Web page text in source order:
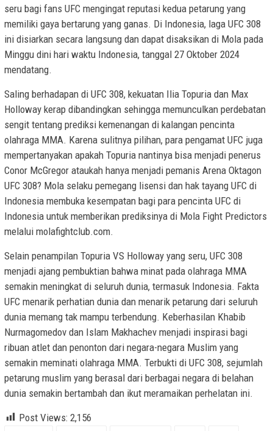
seru bagi fans UFC mengingat reputasi kedua petarung yang
memiliki gaya bertarung yang ganas. Di Indonesia, laga UFC 308
ini disiarkan secara langsung dan dapat disaksikan di Mola pada
Minggu dini hari waktu Indonesia, tanggal 27 Oktober 2024
mendatang.
Saling berhadapan di UFC 308, kekuatan Ilia Topuria dan Max
Holloway kerap dibandingkan sehingga memunculkan perdebatan
sengit tentang prediksi kemenangan di kalangan pencinta
olahraga MMA. Karena sulitnya pilihan, para pengamat UFC juga
mempertanyakan apakah Topuria nantinya bisa menjadi penerus
Conor McGregor ataukah hanya menjadi pemanis Arena Oktagon
UFC 308? Mola selaku pemegang lisensi dan hak tayang UFC di
Indonesia membuka kesempatan bagi para pencinta UFC di
Indonesia untuk memberikan prediksinya di Mola Fight Predictors
melalui molafightclub.com.
Selain penampilan Topuria VS Holloway yang seru, UFC 308
menjadi ajang pembuktian bahwa minat pada olahraga MMA
semakin meningkat di seluruh dunia, termasuk Indonesia. Fakta
UFC menarik perhatian dunia dan menarik petarung dari seluruh
dunia memang tak mampu terbendung. Keberhasilan Khabib
Nurmagomedov dan Islam Makhachev menjadi inspirasi bagi
ribuan atlet dan penonton dari negara-negara Muslim yang
semakin meminati olahraga MMA. Terbukti di UFC 308, sejumlah
petarung muslim yang berasal dari berbagai negara di belahan
dunia semakin bertambah dan ikut meramaikan perhelatan ini.
Post Views: 2,156